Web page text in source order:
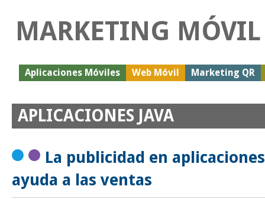
MARKETING MÓVIL
Aplicaciones Móviles Web Móvil Marketing QR
APLICACIONES JAVA
La publicidad en
ayuda a las ventas